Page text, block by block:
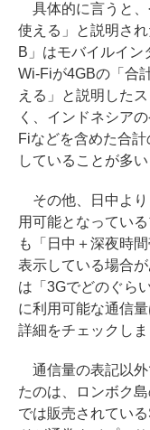
具体的に言うと、
使える」と説明さ
B」はモバイルイン
Wi-Fiが4GBの「合
える」と説明した
く、インドネシア
Fiなどを含めた合
していることが多い
その他、日中より
用可能となってい
も「日中＋深夜時
表示している場合
は「3Gでどのぐら
に利用可能な通信
詳細をチェックしま
通信量の表記以外
たのは、ロンボク
では販売されてい